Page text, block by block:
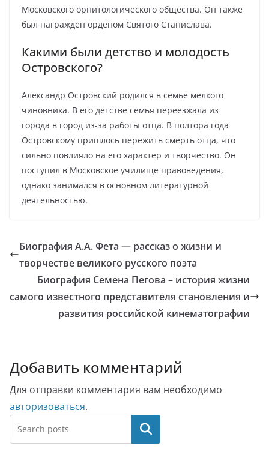
Московского орнитологического общества. Он также
был награжден орденом Святого Станислава.
Какими были детство и молодость
Островского?
Александр Островский родился в семье мелкого
чиновника. В его детстве семья переезжала из
города в город из-за работы отца. В полтора года
Островскому пришлось пережить смерть отца, что
сильно повлияло на его характер и творчество. Он
поступил в Московское училище правоведения,
однако занимался в основном литературной
деятельностью.
Биография А.А. Фета — рассказ о жизни и
творчестве великого русского поэта
Биография Семена Пегова – история жизни
самого известного представителя становления и
развития российской кинематографии
Добавить комментарий
Для отправки комментария вам необходимо
авторизоваться.
Поиск